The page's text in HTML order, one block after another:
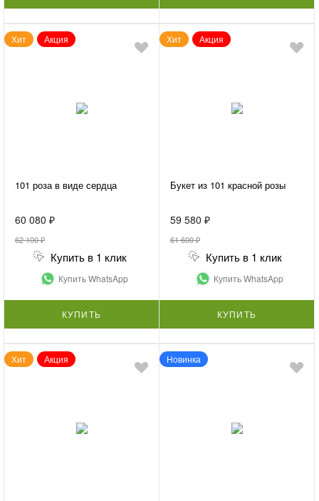
Хит Акция
101 роза в виде сердца
60 080 ₽
62 100 ₽
Купить в 1 клик
Купить WhatsApp
КУПИТЬ
Хит Акция
Букет из 101 красной розы
59 580 ₽
61 600 ₽
Купить в 1 клик
Купить WhatsApp
КУПИТЬ
Хит Акция Новинка